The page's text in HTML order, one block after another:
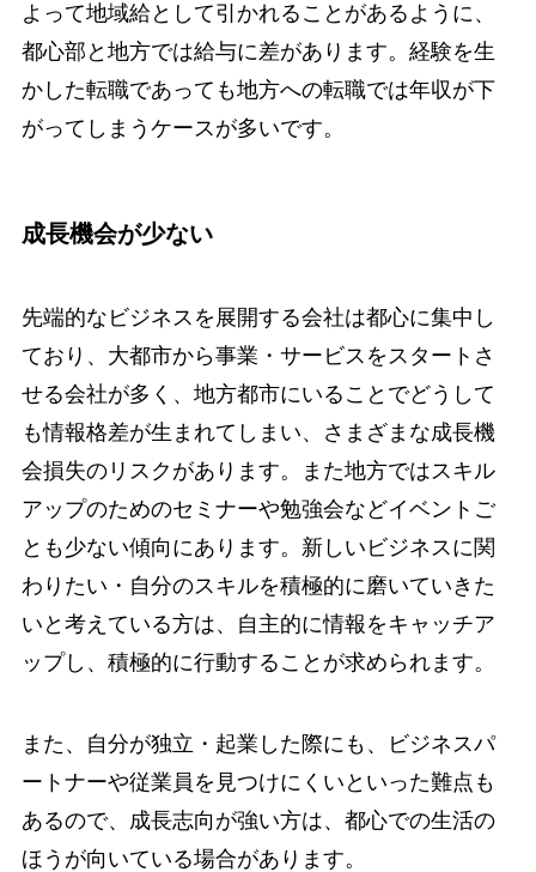
よって地域給として引かれることがあるように、
都心部と地方では給与に差があります。経験を生
かした転職であっても地方への転職では年収が下
がってしまうケースが多いです。
成長機会が少ない
先端的なビジネスを展開する会社は都心に集中し
ており、大都市から事業・サービスをスタートさ
せる会社が多く、地方都市にいることでどうして
も情報格差が生まれてしまい、さまざまな成長機
会損失のリスクがあります。また地方ではスキル
アップのためのセミナーや勉強会などイベントご
とも少ない傾向にあります。新しいビジネスに関
わりたい・自分のスキルを積極的に磨いていきた
いと考えている方は、自主的に情報をキャッチア
ップし、積極的に行動することが求められます。
また、自分が独立・起業した際にも、ビジネスパ
ートナーや従業員を見つけにくいといった難点も
あるので、成長志向が強い方は、都心での生活の
ほうが向いている場合があります。